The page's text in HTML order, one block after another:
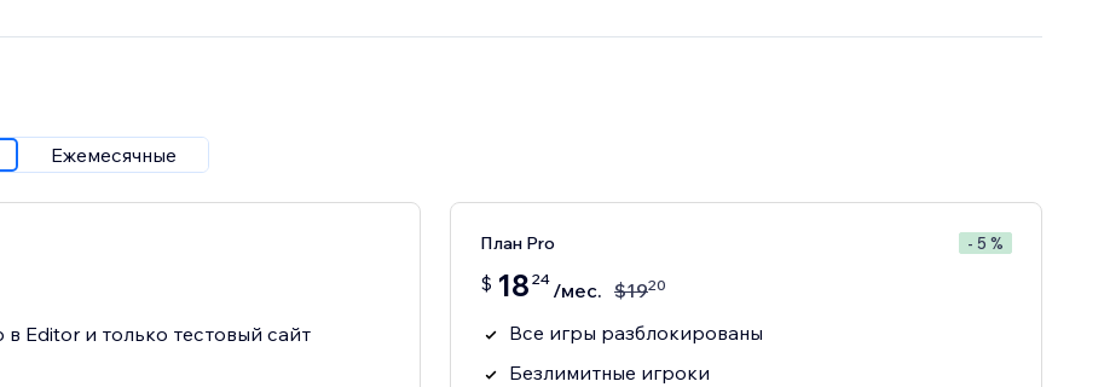
Ежемесячные
Editor и только тестовый сайт
План Pro - 5 %
$ 18 24 /мес. $1920
Все игры разблокированы
Безлимитные игроки